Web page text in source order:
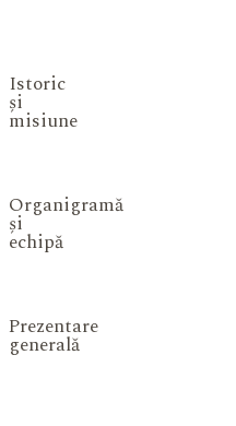
Istoric
și
misiune
Organigramă
și
echipă
Prezentare
generală